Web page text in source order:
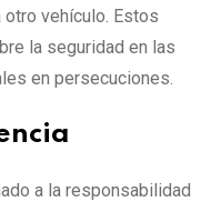
vehículo. Estos
la seguridad en las
en persecuciones.
a la responsabilidad